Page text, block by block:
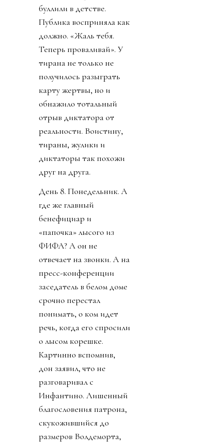
буллили в детстве.
Публика восприняла как
должно. «Жаль тебя.
Теперь проваливай». У
тирана не только не
получилось разыграть
карту жертвы, но и
обнажило тотальный
отрыв диктатора от
реальности. Воистину,
тираны, жулики и
диктаторы так похожи
друг на друга.
День 8. Понедельник. А
где же главный
бенефициар и
«папочка» лысого из
ФИФА? А он не
отвечает на звонки. А на
пресс-конференции
заседатель в белом доме
срочно перестал
понимать, о ком идет
речь, когда его спросили
о лысом корешке.
Картинно вспомнив,
дон заявил, что не
разговаривал с
Инфантино. Лишенный
благословения патрона,
скукожившийся до
размеров Волдеморта,